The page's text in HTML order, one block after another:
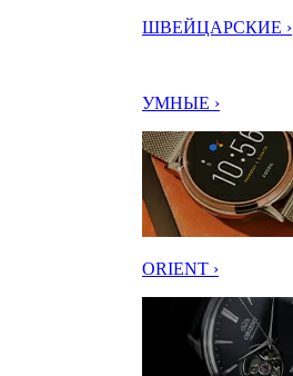
ШВЕЙЦАРСКИЕ ›
УМНЫЕ ›
ORIENT ›